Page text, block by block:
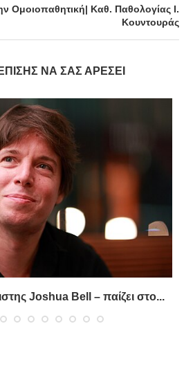
Ομοιοπαθητική| Kαθ. Παθολογίας Ι.
Κουντουράς
ΝΑ ΣΑΣ ΑΡΈΣΕΙ
Joshua Bell – παίζει στο...